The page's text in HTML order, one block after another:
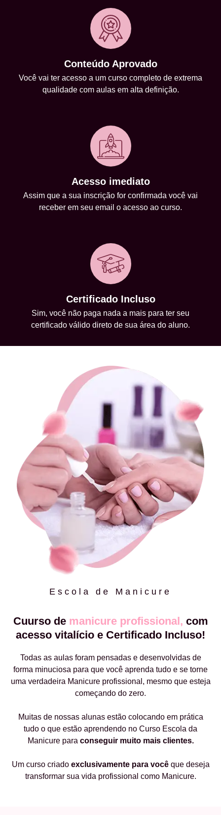
Conteúdo Aprovado
Você vai ter acesso a um curso completo de extrema
qualidade com aulas em alta definição.
Acesso imediato
Assim que a sua inscrição for confirmada você vai
receber em seu email o acesso ao curso.
Certificado Incluso
Sim, você não paga nada a mais para ter seu
certificado válido direto de sua área do aluno.
Escola de Manicure
Cuurso de manicure profissional, com
acesso vitalício e Certificado Incluso!
Todas as aulas foram pensadas e desenvolvidas de
forma minuciosa para que você aprenda tudo e se torne
uma verdadeira Manicure profissional, mesmo que esteja
começando do zero.
Muitas de nossas alunas estão colocando em prática
tudo o que estão aprendendo no Curso Escola da
Manicure para conseguir muito mais clientes.
Um curso criado exclusivamente para vocêque deseja
transformar sua vida profissional como Manicure.